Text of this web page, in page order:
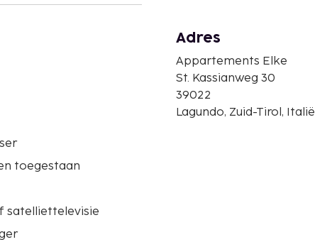
toegestaan
satelliettelevisie
Adres
Appartements Elke
St. Kassianweg 30
39022
Lagundo, Zuid-Tirol, Italië